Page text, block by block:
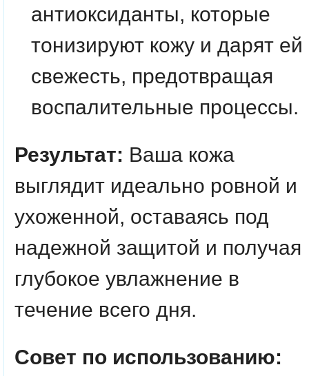
антиоксиданты, которые
тонизируют кожу и дарят ей
свежесть, предотвращая
воспалительные процессы.
Результат: Ваша кожа
выглядит идеально ровной и
ухоженной, оставаясь под
надежной защитой и получая
глубокое увлажнение в
течение всего дня.
Совет по использованию: